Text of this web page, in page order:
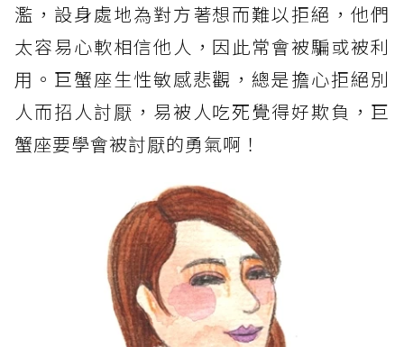
濫，設身處地為對方著想而難以拒絕，他們
太容易心軟相信他人，因此常會被騙或被利
用。巨蟹座生性敏感悲觀，總是擔心拒絕別
人而招人討厭，易被人吃死覺得好欺負，巨
蟹座要學會被討厭的勇氣啊！